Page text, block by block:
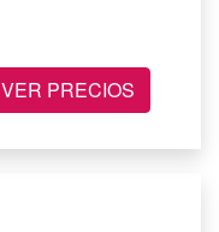
VER PRECIOS